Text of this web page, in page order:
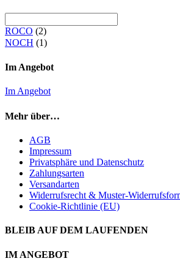
ROCO (2)
NOCH (1)
Im Angebot
Im Angebot
Mehr über…
AGB
Impressum
Privatsphäre und Datenschutz
Zahlungsarten
Versandarten
Widerrufsrecht & Muster-
Cookie-Richtlinie (EU)
BLEIB AUF DEM LAUFENDEN
IM ANGEBOT